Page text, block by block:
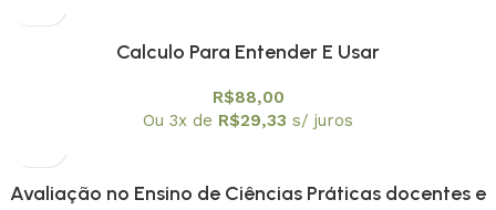
Calculo Para Entender E Usar
R$88,00
Ou 3x de R$29,33 s/ juros
Avaliação no Ensino de Ciências Práticas docentes e